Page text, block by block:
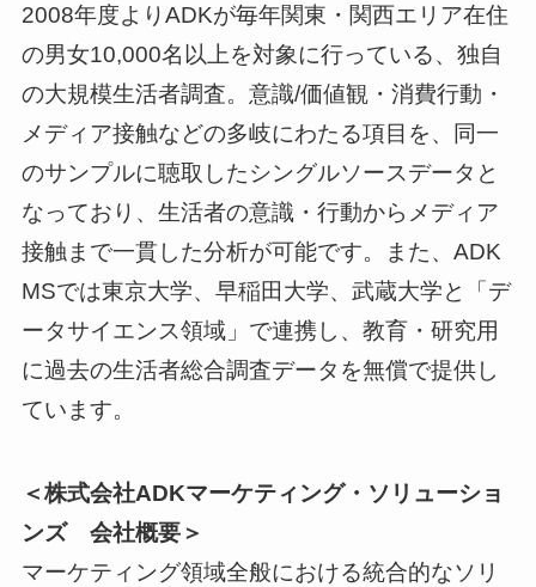
2008年度よりADKが毎年関東・関西エリア在住
の男女10,000名以上を対象に行っている、独自
の大規模生活者調査。意識/価値観・消費行動・
メディア接触などの多岐にわたる項目を、同一
のサンプルに聴取したシングルソースデータと
なっており、生活者の意識・行動からメディア
接触まで一貫した分析が可能です。また、ADK
MSでは東京大学、早稲田大学、武蔵大学と「デ
ータサイエンス領域」で連携し、教育・研究用
に過去の生活者総合調査データを無償で提供し
ています。
＜株式会社ADKマーケティング・ソリューショ
ンズ 会社概要＞
マーケティング領域全般における統合的なソリ